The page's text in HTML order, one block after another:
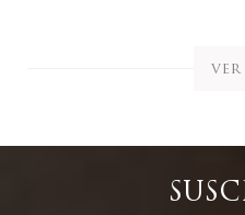
VER